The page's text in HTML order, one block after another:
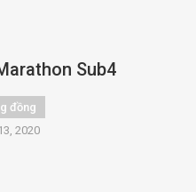
Sub4
đồng
2020